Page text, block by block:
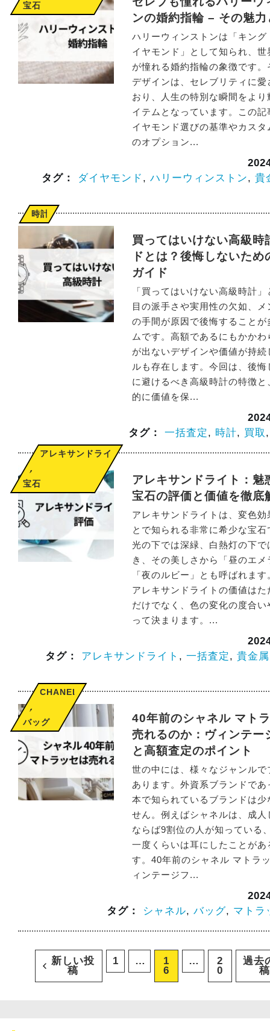
宝石
ンの婚約指輪 – その魅
ハリーウィンストンは「キング
イヤモンド」として知られ、世
が憧れる婚約指輪の象徴です。
デザインは、セレブリティに愛
おり、人生の特別な瞬間をより
イテムとなっています。この記
イヤモンド選びの基準やカスタ
のオプション...
タグ：
ダイヤモンド , ハリーウィンストン, 貴
時計
買ってはいけない高級時
ドとは？後悔しないため
ガイド
「買ってはいけない高級時計
目の派手さや実用性の欠如、メ
の手間が原因で後悔することが
ムです。高額であるにもかか
が出ないデザインや価値が持続
ルも存在します。今回は、後悔
に避けるべき高級時計の特徴と
的に価値を保...
タグ：
一括査定 , 時計, 買取
アレキサンドライト
,
宝石
アレキサンドライト：魅
宝石の評価と価値を徹底
アレキサンドライトは、変色効
とで知られる非常に希少な宝石
光の下では深緑、白熱灯の下で
き、その美しさから「昼のエメ
「夜のルビー」とも呼ばれま
アレキサンドライトの価値はた
だけでなく、色の変化の度合い
って決まります。...
タグ：
アレキサンドライト , 一括査定 , 貴金属
CHANEL
,
バッグ
40年前のシャネル マト
売れるのか：ヴィンテー
と高額査定のポイント
世の中には、様々なジャンルで
あります。外資系ブランドであ
本で知られているブランドは少
せん。例えばシャネルは、成人
ならば9割位の人が知っている
一度くらいは耳にしたことがあ
す。40年前のシャネル マトラ
ィンテージフ...
タグ：
シャネル, バッグ, マトラ
新しい投
稿
1 …
1
6
…
2
0
過去
稿